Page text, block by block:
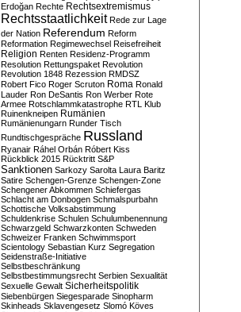
Erdoğan Rechte Rechtsextremismus
Rechtsstaatlichkeit Rede zur Lage
der Nation Referendum Reform
Reformation Regimewechsel Reisefreiheit
Religion Renten Residenz-Programm
Resolution Rettungspaket Revolution
Revolution 1848 Rezession RMDSZ
Robert Fico Roger Scruton Roma Ronald
Lauder Ron DeSantis Ron Werber Rote
Armee Rotschlammkatastrophe RTL Klub
Ruinenkneipen Rumänien
Rumänienungarn Runder Tisch
Rundtischgespräche Russland
Ryanair Ráhel Orbán Róbert Kiss
Rückblick 2015 Rücktritt S&P
Sanktionen Sarkozy Sarolta Laura Baritz
Satire Schengen-Grenze Schengen-Zone
Schengener Abkommen Schiefergas
Schlacht am Donbogen Schmalspurbahn
Schottische Volksabstimmung
Schuldenkrise Schulen Schulumbenennung
Schwarzgeld Schwarzkonten Schweden
Schweizer Franken Schwimmsport
Scientology Sebastian Kurz Segregation
Seidenstraße-Initiative
Selbstbeschränkung
Selbstbestimmungsrecht Serbien Sexualität
Sexuelle Gewalt Sicherheitspolitik
Siebenbürgen Siegesparade Sinopharm
Skinheads Sklavengesetz Slomó Köves